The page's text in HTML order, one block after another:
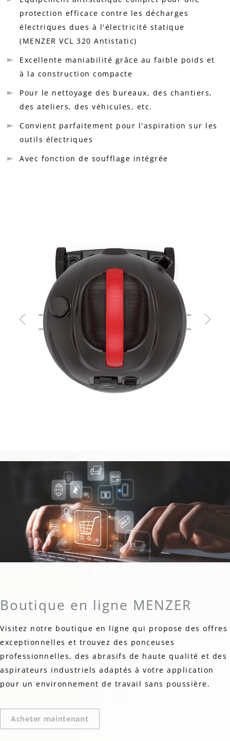
protection efficace contre les décharges
électriques dues à l'électricité statique
(MENZER VCL 320 Antistatic)
Excellente maniabilité grâce au faible poids et
à la construction compacte
Pour le nettoyage des bureaux, des chantiers,
des ateliers, des véhicules, etc.
Convient parfaitement pour l'aspiration sur les
outils électriques
Avec fonction de soufflage intégrée
Boutique en ligne MENZER
Visitez notre boutique en ligne qui propose des offres
exceptionnelles et trouvez des ponceuses
professionnelles, des abrasifs de haute qualité et des
aspirateurs industriels adaptés à votre application
pour un environnement de travail sans poussière.
Acheter maintenant